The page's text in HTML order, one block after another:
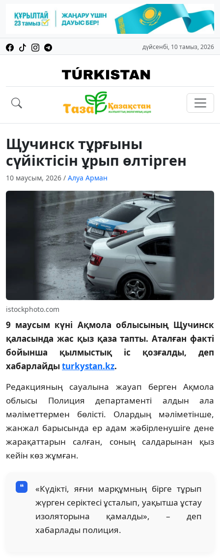
дүйсенбі, 10 тамыз, 2026
Щучинск тұрғыны
сүйіктісін ұрып өлтірген
10 маусым, 2026 / Алуа Арман
istockphoto.com
9 маусым күні Ақмола облысының Щучинск
қаласында жас қыз қаза тапты. Аталған факті
бойынша қылмыстық іс қозғалды, деп
хабарлайдыturkystan.kz.
Редакцияның сауалына жауап берген Ақмола
облысы Полиция департаменті алдын ала
мәліметтермен бөлісті. Олардың мәліметінше,
жанжал барысында ер адам жәбірленушіге дене
жарақаттарын салған, соның салдарынан қыз
кейін көз жұмған.
«Күдікті, яғни марқұмның бірге тұрып
жүрген серіктесі ұсталып, уақытша ұстау
изоляторына қамалды», – деп
хабарлады полиция.